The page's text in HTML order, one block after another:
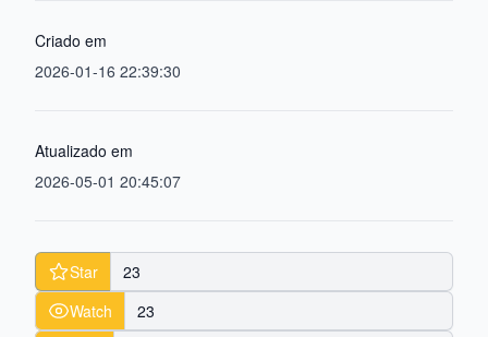
Criado em
2026-01-16 22:39:30
Atualizado em
2026-05-01 20:45:07
Star
23
Watch
23